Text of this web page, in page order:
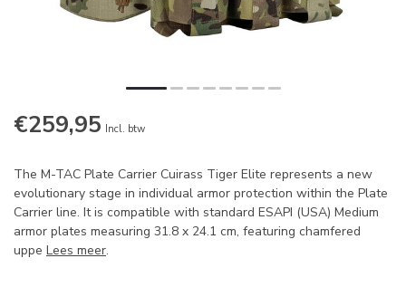
€259,95 Incl. btw
The M-TAC Plate Carrier Cuirass Tiger Elite represents a new
evolutionary stage in individual armor protection within the Plate
Carrier line. It is compatible with standard ESAPI (USA) Medium
armor plates measuring 31.8 x 24.1 cm, featuring chamfered
uppe Lees meer.